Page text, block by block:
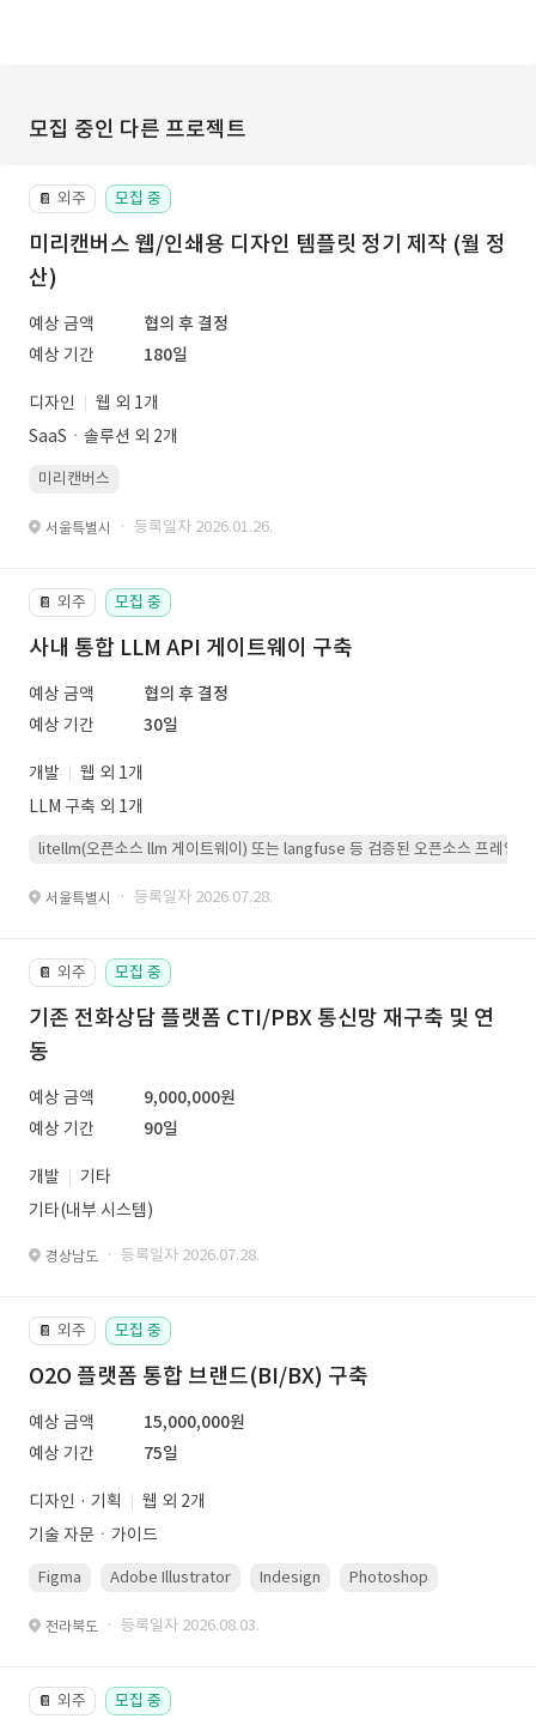
모집 중인 다른 프로젝트
📔 외주 모집 중
미리캔버스 웹/인쇄용 디자인 템플릿 정기 제작 (월 정
산)
예상 금액
협의 후 결정
예상 기간
180일
디자인
웹 외 1개
SaaSㆍ솔루션 외 2개
미리캔버스
서울특별시 · 등록일자 2026.01.26.
📔 외주 모집 중
사내 통합 LLM API 게이트웨이 구축
예상 금액
협의 후 결정
예상 기간
30일
개발
웹 외 1개
LLM 구축 외 1개
litellm(오픈소스 llm 게이트웨이) 또는 langfuse 등 검증된 오픈소스 프레임워
서울특별시 · 등록일자 2026.07.28.
📔 외주 모집 중
기존 전화상담 플랫폼 CTI/PBX 통신망 재구축 및 연
동
예상 금액
9,000,000원
예상 기간
90일
개발
기타
기타(내부 시스템)
경상남도 · 등록일자 2026.07.28.
📔 외주 모집 중
O2O 플랫폼 통합 브랜드(BI/BX) 구축
예상 금액
15,000,000원
예상 기간
75일
디자인 · 기획
웹 외 2개
기술 자문ㆍ가이드
Figma Adobe Illustrator Indesign Photoshop
전라북도 · 등록일자 2026.08.03.
📔 외주 모집 중